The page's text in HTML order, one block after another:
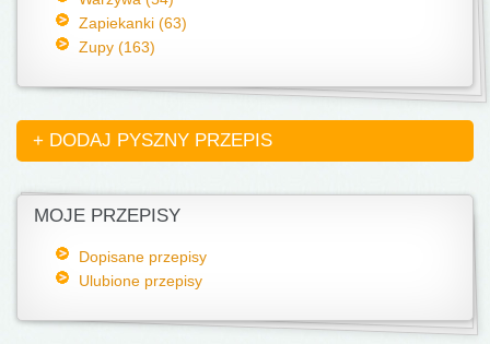
Zapiekanki (63)
Zupy (163)
+ DODAJ PYSZNY PRZEPIS
MOJE PRZEPISY
Dopisane przepisy
Ulubione przepisy